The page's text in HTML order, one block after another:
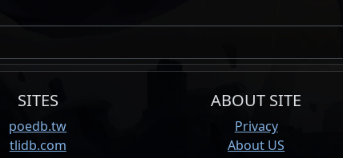
SITES
poedb.tw
tlidb.com
ABOUT SITE
Privacy
About US